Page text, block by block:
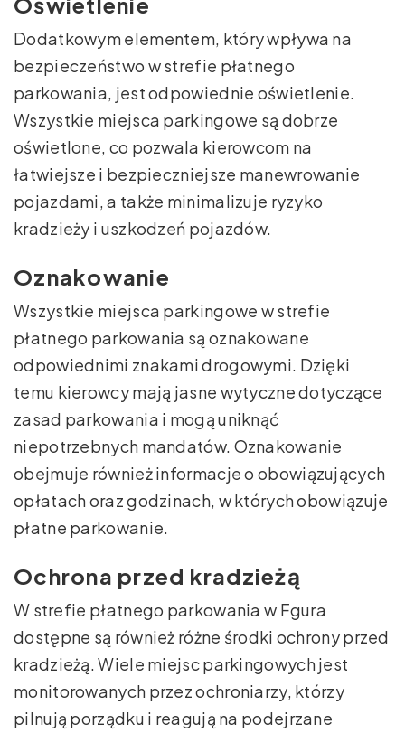
Dodatkowym elementem, który wpływa na
bezpieczeństwo w strefie płatnego
parkowania, jest odpowiednie oświetlenie.
Wszystkie miejsca parkingowe są dobrze
oświetlone, co pozwala kierowcom na
łatwiejsze i bezpieczniejsze manewrowanie
pojazdami, a także minimalizuje ryzyko
kradzieży i uszkodzeń pojazdów.
Oznakowanie
Wszystkie miejsca parkingowe w strefie
płatnego parkowania są oznakowane
odpowiednimi znakami drogowymi. Dzięki
temu kierowcy mają jasne wytyczne dotyczące
zasad parkowania i mogą uniknąć
niepotrzebnych mandatów. Oznakowanie
obejmuje również informacje o obowiązujących
opłatach oraz godzinach, w których obowiązuje
płatne parkowanie.
Ochrona przed kradzieżą
W strefie płatnego parkowania w Fgura
dostępne są również różne środki ochrony przed
kradzieżą. Wiele miejsc parkingowych jest
monitorowanych przez ochroniarzy, którzy
pilnują porządku i reagują na podejrzane